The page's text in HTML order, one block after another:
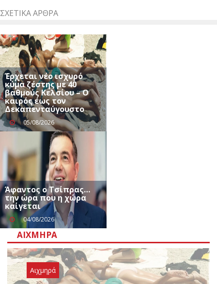
ΣΧΕΤΙΚΆ ΆΡΘΡΑ
Έρχεται νέο ισχυρό
κύμα ζέστης με 40
βαθμούς Κελσίου – Ο
καιρός έως τον
Δεκαπενταύγουστο
05/08/2026
Άφαντος ο Τσίπρας…
την ώρα που η χώρα
καίγεται
04/08/2026
ΑΙΧΜΗΡΆ
Αιχμηρά